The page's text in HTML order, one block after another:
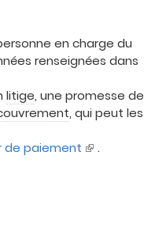
en charge du
renseignées dans
litige, une promesse de
, qui peut les
de paiement .